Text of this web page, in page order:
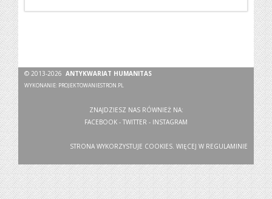
© 2013-2026ANTYKWARIAT HUMANITAS
WYKONANIE: PROJEKTOWANIESTRON.PL
ZNAJDZIESZ NAS RÓWNIEŻ NA:
FACEBOOK - TWITTER - INSTAGRAM
STRONA WYKORZYSTUJE COOKIES. WIĘCEJ W REGULAMINIE